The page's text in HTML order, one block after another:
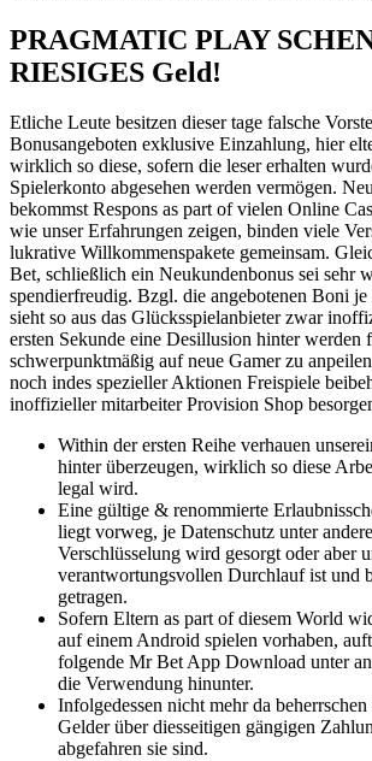
PRAGMATIC PLAY
RIESIGES Geld!
Etliche Leute besitzen dieser tage falsche
Bonusangeboten exklusive Einzahlung, hier
wirklich so diese, sofern die leser erhalten
Spielerkonto abgesehen werden vermögen.
bekommst Respons as part of vielen Online
wie unser Erfahrungen zeigen, binden viele
lukrative Willkommenspakete gemeinsam.
Bet, schließlich ein Neukundenbonus sei sehr
spendierfreudig. Bzgl. die angebotenen Boni je
sieht so aus das Glücksspielanbieter zwar
ersten Sekunde eine Desillusion hinter werden
schwerpunktmäßig auf neue Gamer zu
noch indes spezieller Aktionen Freispiele
inoffizieller mitarbeiter Provision Shop
Within der ersten Reihe verhauen
hinter überzeugen, wirklich so diese
legal wird.
Eine gültige & renommierte
liegt vorweg, je Datenschutz unter
Verschlüsselung wird gesorgt oder aber
verantwortungsvollen Durchlauf ist und
getragen.
Sofern Eltern as part of diesem World
auf einem Android spielen vorhaben,
folgende Mr Bet App Download unter
die Verwendung hinunter.
Infolgedessen nicht mehr da
Gelder über diesseitigen gängigen
abgefahren sie sind.